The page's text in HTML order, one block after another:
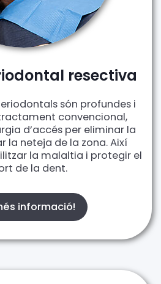
resectiva
són profundes i
convencional,
d’accés per eliminar la
la neteja de la zona. Així
la malaltia i protegir el
de la dent.
informació!